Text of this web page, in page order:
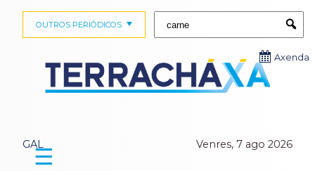
GAL Venres, 7 ago 2026
OUTROS PERIÓDICOS
Axenda
☰